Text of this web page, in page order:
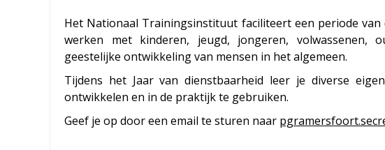
Het Nationaal Trainingsinstituut faciliteert een periode
werken met kinderen, jeugd, jongeren, volwassenen,
geestelijke ontwikkeling van mensen in het algemeen.
Tijdens het Jaar van dienstbaarheid leer je diverse
ontwikkelen en in de praktijk te gebruiken.
Geef je op door een email te sturen naar